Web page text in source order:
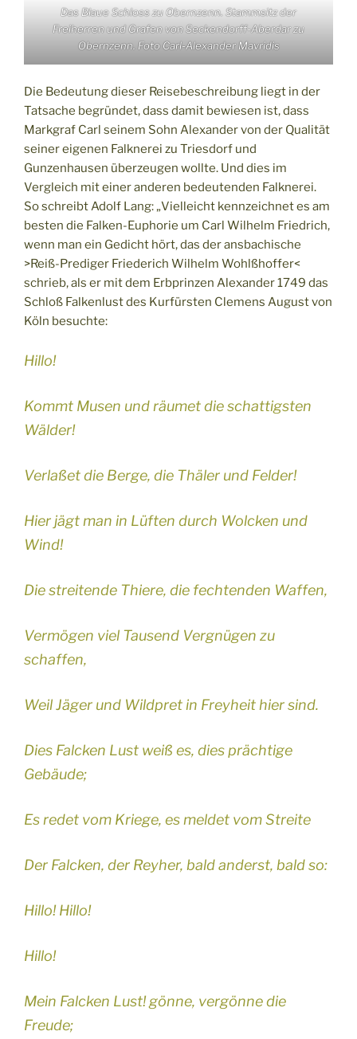
Das Blaue Schloss zu Obernzenn. Stammsitz der
Freiherren und Grafen von Seckendorff-Aberdar zu
Obernzenn. Foto Carl-Alexander Mavridis
Die Bedeutung dieser Reisebeschreibung liegt in der
Tatsache begründet, dass damit bewiesen ist, dass
Markgraf Carl seinem Sohn Alexander von der Qualität
seiner eigenen Falknerei zu Triesdorf und
Gunzenhausen überzeugen wollte. Und dies im
Vergleich mit einer anderen bedeutenden Falknerei.
So schreibt Adolf Lang: „Vielleicht kennzeichnet es am
besten die Falken-Euphorie um Carl Wilhelm Friedrich,
wenn man ein Gedicht hört, das der ansbachische
>Reiß-Prediger Friederich Wilhelm Wohlßhoffer<
schrieb, als er mit dem Erbprinzen Alexander 1749 das
Schloß Falkenlust des Kurfürsten Clemens August von
Köln besuchte:
Hillo!
Kommt Musen und räumet die schattigsten
Wälder!
Verlaßet die Berge, die Thäler und Felder!
Hier jägt man in Lüften durch Wolcken und
Wind!
Die streitende Thiere, die fechtenden Waffen,
Vermögen viel Tausend Vergnügen zu
schaffen,
Weil Jäger und Wildpret in Freyheit hier sind.
Dies Falcken Lust weiß es, dies prächtige
Gebäude;
Es redet vom Kriege, es meldet vom Streite
Der Falcken, der Reyher, bald anderst, bald so:
Hillo! Hillo!
Hillo!
Mein Falcken Lust! gönne, vergönne die
Freude;